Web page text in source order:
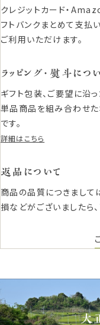
クレジットカード・
フトバンクまとめて支払
ご利用いただけます。
ラッピング・熨斗につ
ギフト包装、ご要望に沿
単品商品を組み合わせた
です。
詳細はこちら
返品について
商品の品質につきまして
損などがございましたら
大